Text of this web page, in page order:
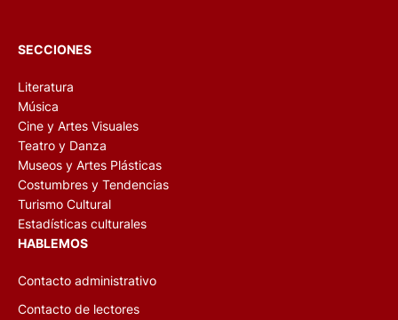
SECCIONES
Literatura
Música
Cine y Artes Visuales
Teatro y Danza
Museos y Artes Plásticas
Costumbres y Tendencias
Turismo Cultural
Estadísticas culturales
HABLEMOS
Contacto administrativo
Contacto de lectores